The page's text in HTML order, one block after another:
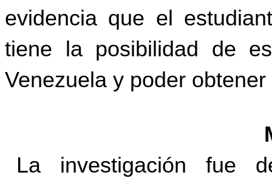
evidencia que el
tiene la posibilidad de
Venezuela y poder
La investigación fue